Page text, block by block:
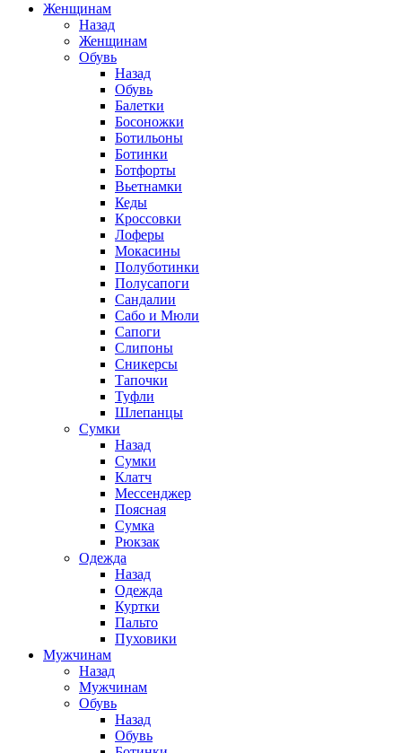
Женщинам
Назад
Женщинам
Обувь
Назад
Обувь
Балетки
Босоножки
Ботильоны
Ботинки
Ботфорты
Вьетнамки
Кеды
Кроссовки
Лоферы
Мокасины
Полуботинки
Полусапоги
Сандалии
Сабо и Мюли
Сапоги
Слипоны
Сникерсы
Тапочки
Туфли
Шлепанцы
Cумки
Назад
Cумки
Клатч
Мессенджер
Поясная
Сумка
Рюкзак
Одежда
Назад
Одежда
Куртки
Пальто
Пуховики
Мужчинам
Назад
Мужчинам
Обувь
Назад
Обувь